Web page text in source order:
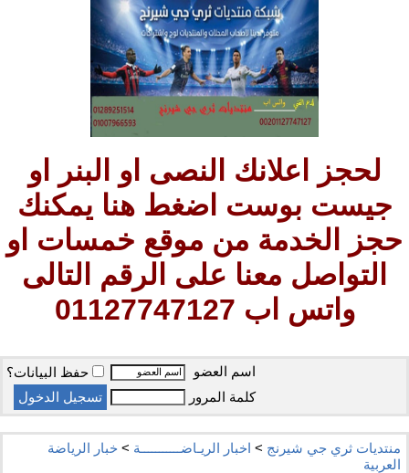
لحجز اعلانك النصى او البنر او
جيست بوست اضغط هنا يمكنك
حجز الخدمة من موقع خمسات او
التواصل معنا على الرقم التالى
واتس اب 01127747127
اسم العضو
حفظ البيانات؟
كلمة المرور
منتديات ثري جي شيرنج > اخبار الريـاضـــــــــــة > خبار الرياضة
العربية